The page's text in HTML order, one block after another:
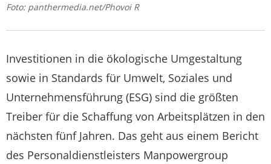
Foto: panthermedia.net/Phovoi R
Investitionen in die ökologische Umgestaltung
sowie in Standards für Umwelt, Soziales und
Unternehmensführung (ESG) sind die größten
Treiber für die Schaffung von Arbeitsplätzen in den
nächsten fünf Jahren. Das geht aus einem Bericht
des Personaldienstleisters Manpowergroup